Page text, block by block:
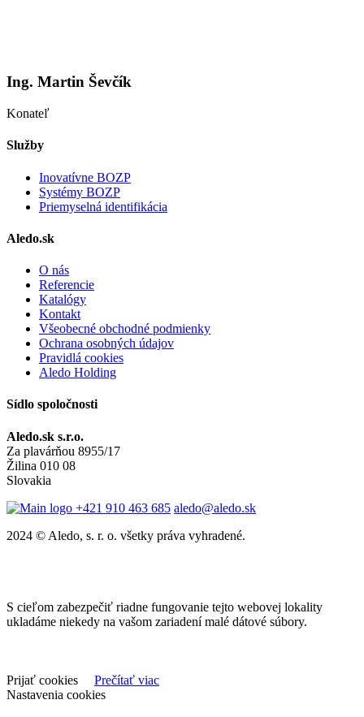
Ing. Martin Ševčík
Konateľ
Služby
Inovatívne BOZP
Systémy BOZP
Priemyselná identifikácia
Aledo.sk
O nás
Referencie
Katalógy
Kontakt
Všeobecné obchodné podmienky
Ochrana osobných údajov
Pravidlá cookies
Aledo Holding
Sídlo spoločnosti
Aledo.sk s.r.o.
Za plavárňou 8955/17
Žilina 010 08
Slovakia
+421 910 463 685 aledo@aledo.sk
2024 © Aledo, s. r. o. všetky práva vyhradené.
S cieľom zabezpečiť riadne fungovanie tejto webovej lokality
ukladáme niekedy na vašom zariadení malé dátové súbory.
Prijať cookies
Prečítať viac
Nastavenia cookies